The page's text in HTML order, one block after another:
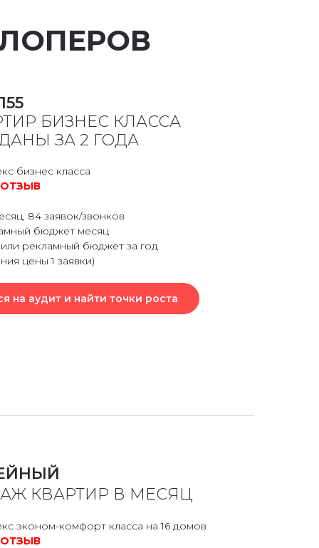
БИЗНЕС КЛАССА
ЗА 2 ГОДА
бизнес класса
84 заявок/звонков
бюджет месяц
рекламный бюджет за год
цены 1 заявки)
на аудит и найти точки роста
КВАРТИР В МЕСЯЦ
эконом-комфорт класса на 16 домов